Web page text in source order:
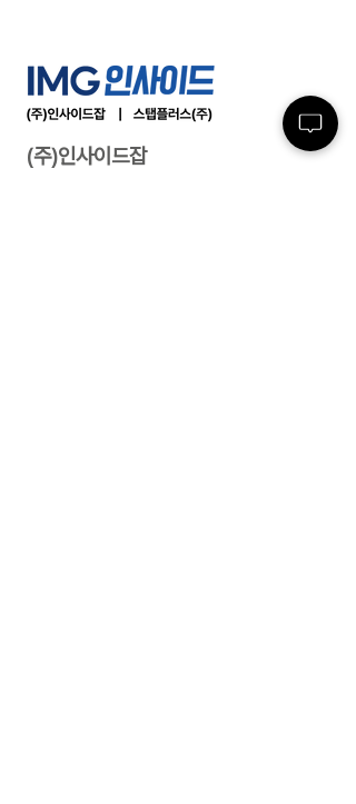
(주)인사이드잡